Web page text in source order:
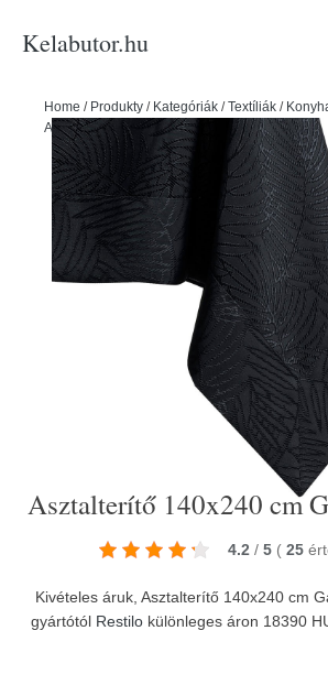
Kelabutor.hu
Home / Produkty / Kategóriák /Textíliák /
Asztalterítők
/Asztalterítő 140x240 cm Gaia –
Asztalterítő 140x240 cm
4.2 / 5 ( 25
Kivételes áruk, Asztalterítő 140x240 cm
gyártótól Restilo különleges áron 18390